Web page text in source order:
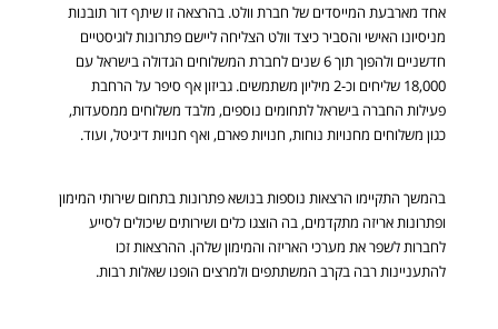
אחד מארבעת המייסדים של חברת וולט. בהרצאה זו שיתף דור תובנות
מניסיונו האישי והסביר כיצד וולט הצליחה ליישם פתרונות לוגיסטיים
חדשניים ולהפוך תוך 6 שנים לחברת המשלוחים הגדולה בישראל עם
18,000 שליחים וכ-2 מיליון משתמשים. גביזון אף סיפר על הרחבת
פעילות החברה בישראל לתחומים נוספים, מלבד משלוחים ממסעדות,
כגון משלוחים מחנויות נוחות, חנויות פארם, ואף חנויות דיגיטל, ועוד.
בהמשך התקיימו הרצאות נוספות בנושא פתרונות בתחום שירותי המימון
ופתרונות אריזה מתקדמים, בה הוצגו כלים ושירותים שיכולים לסייע
לחברות לשפר את מערכי האריזה והמימון שלהן. ההרצאות זכו
להתעניינות רבה בקרב המשתתפים ולמרצים הופנו שאלות רבות.